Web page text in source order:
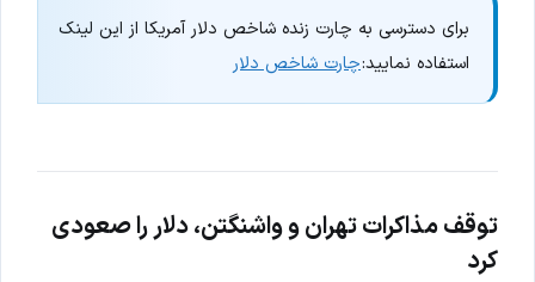
برای دسترسی به چارت زنده شاخص دلار آمریکا از این لینک
استفاده نمایید:چارت شاخص دلار
توقف مذاکرات تهران و واشنگتن، دلار را صعودی
کرد